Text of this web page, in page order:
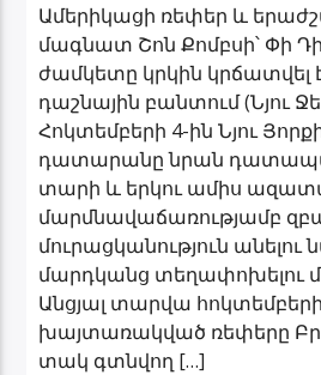
Ամերիկացի ռեփեր և
մագնատ Շոն Քոմբսի՝ Փի
ժամկետը կրկին կրճատվել
դաշնային բանտում (Նյու
Հոկտեմբերի 4-ին Նյու
դատարանը նրան
տարի և երկու ամիս
մարմնավաճառությամբ
մուրացկանություն
մարդկանց տեղափոխելու
Անցյալ տարվա
խայտառակված ռեփերը
տակ գտնվող […]